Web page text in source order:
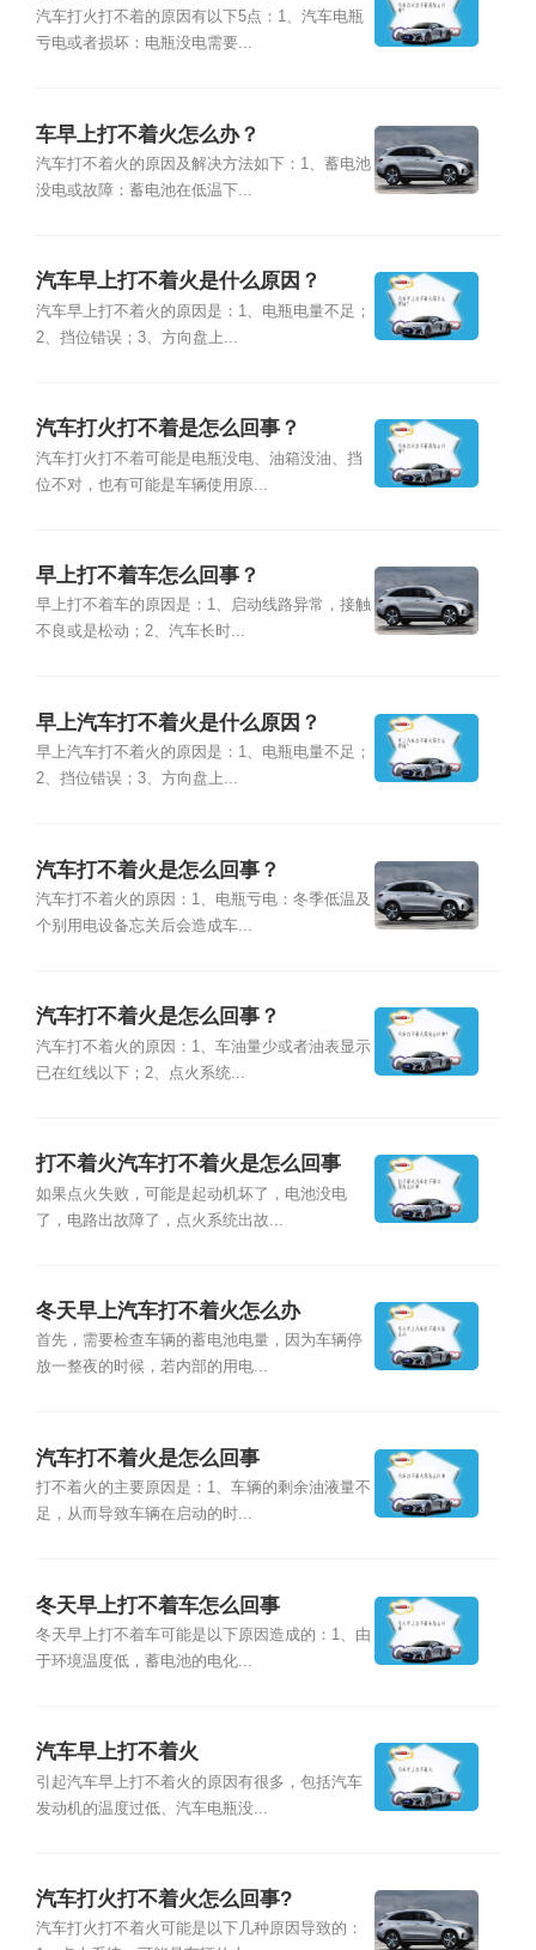
汽车打火打不着的原因有以下5点：1、汽车电瓶
亏电或者损坏：电瓶没电需要...
车早上打不着火怎么办？
汽车打不着火的原因及解决方法如下：1、蓄电池
没电或故障：蓄电池在低温下...
汽车早上打不着火是什么原因？
汽车早上打不着火的原因是：1、电瓶电量不足；
2、挡位错误；3、方向盘上...
汽车打火打不着是怎么回事？
汽车打火打不着可能是电瓶没电、油箱没油、挡
位不对，也有可能是车辆使用原...
早上打不着车怎么回事？
早上打不着车的原因是：1、启动线路异常，接触
不良或是松动；2、汽车长时...
早上汽车打不着火是什么原因？
早上汽车打不着火的原因是：1、电瓶电量不足；
2、挡位错误；3、方向盘上...
汽车打不着火是怎么回事？
汽车打不着火的原因：1、电瓶亏电：冬季低温及
个别用电设备忘关后会造成车...
汽车打不着火是怎么回事？
汽车打不着火的原因：1、车油量少或者油表显示
已在红线以下；2、点火系统...
打不着火汽车打不着火是怎么回事
如果点火失败，可能是起动机坏了，电池没电
了，电路出故障了，点火系统出故...
冬天早上汽车打不着火怎么办
首先，需要检查车辆的蓄电池电量，因为车辆停
放一整夜的时候，若内部的用电...
汽车打不着火是怎么回事
打不着火的主要原因是：1、车辆的剩余油液量不
足，从而导致车辆在启动的时...
冬天早上打不着车怎么回事
冬天早上打不着车可能是以下原因造成的：1、由
于环境温度低，蓄电池的电化...
汽车早上打不着火
引起汽车早上打不着火的原因有很多，包括汽车
发动机的温度过低、汽车电瓶没...
汽车打火打不着火怎么回事?
汽车打火打不着火可能是以下几种原因导致的：